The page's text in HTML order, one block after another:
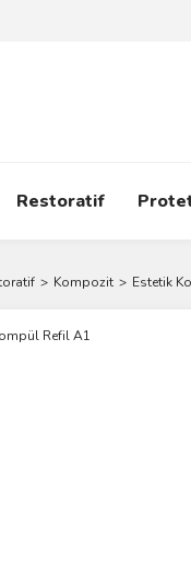
Restoratif
Kompozit Estetik